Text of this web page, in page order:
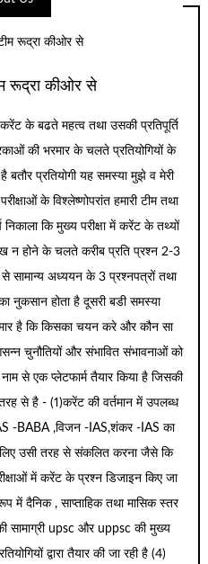
रूद्रा कीओर से
करेंट के बढते महत्व तथा उसकी प्रतिपूर्ति
की भरमार के चलते प्रतियोगियों के
बतौर प्रतियोगी यह समस्या मुझे व मेरी
के विश्लेष्णोपरांत हमारी टीम तथा
निकाला कि मुख्य परीक्षा में करेंट के तथ्यों
न होने के चलते करीब प्रति प्रश्न 2-3
सामान्य अध्ययन के 3 प्रश्नपत्रों तथा
नुकसान होता है दूसरी बडी समस्या
है कि किसका चयन करे और कौन सा
चुनौतियों और संभावित संभावनाओं को
से एक प्लेटफार्म तैयार किया है जिसकी
से है - (1)करेंट की वर्तमान में उपलब्ध
-BABA ,विजन -IAS,शंकर -IAS का
लिए उसी तरह से संकलित करना जैसे कि
में करेंट के प्रश्न डिजाइन किए जा
में दैनिक , साप्ताहिक तथा मासिक स्तर
सामाग्री upsc और uppsc की मुख्य
द्वारा तैयार की जा रही है (4)